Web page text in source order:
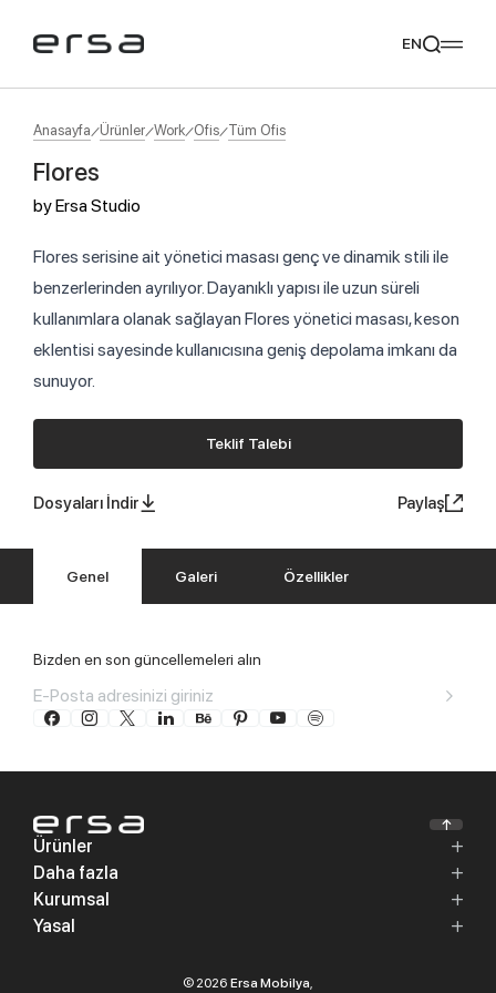
Popular searches
Tavsiye Ediyoruz
EN
Anasayfa Ürünler Work Ofis Tüm Ofis
Flores
byErsa Studio
Flores serisine ait yönetici masası genç ve dinamik stili ile
benzerlerinden ayrılıyor. Dayanıklı yapısı ile uzun süreli
kullanımlara olanak sağlayan Flores yönetici masası, keson
eklentisi sayesinde kullanıcısına geniş depolama imkanı da
sunuyor.
Teklif Talebi
Dosyaları İndir Paylaş
Genel Galeri Özellikler
Bizden en son güncellemeleri alın
Ürünler
Daha fazla
Kurumsal
Yasal
© 2026 Ersa Mobilya,